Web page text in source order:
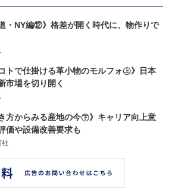
・NY編⑫》格差が開く時代に、物作りで
トで仕掛ける革小物のモルフォ㊤》日本
市場を切り開く
方からみる産地の今㊦》キャリア向上意
や設備改善要求も
社